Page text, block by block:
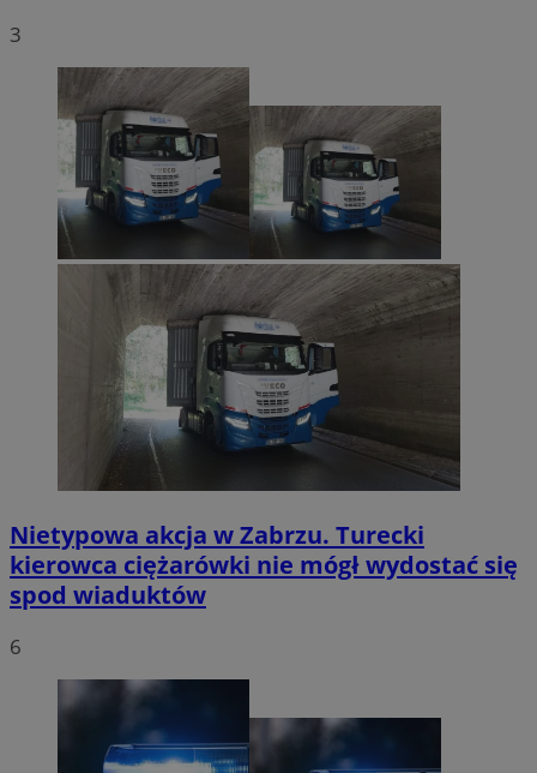
3
Nietypowa akcja w Zabrzu. Turecki
kierowca ciężarówki nie mógł wydostać się
spod wiaduktów
6